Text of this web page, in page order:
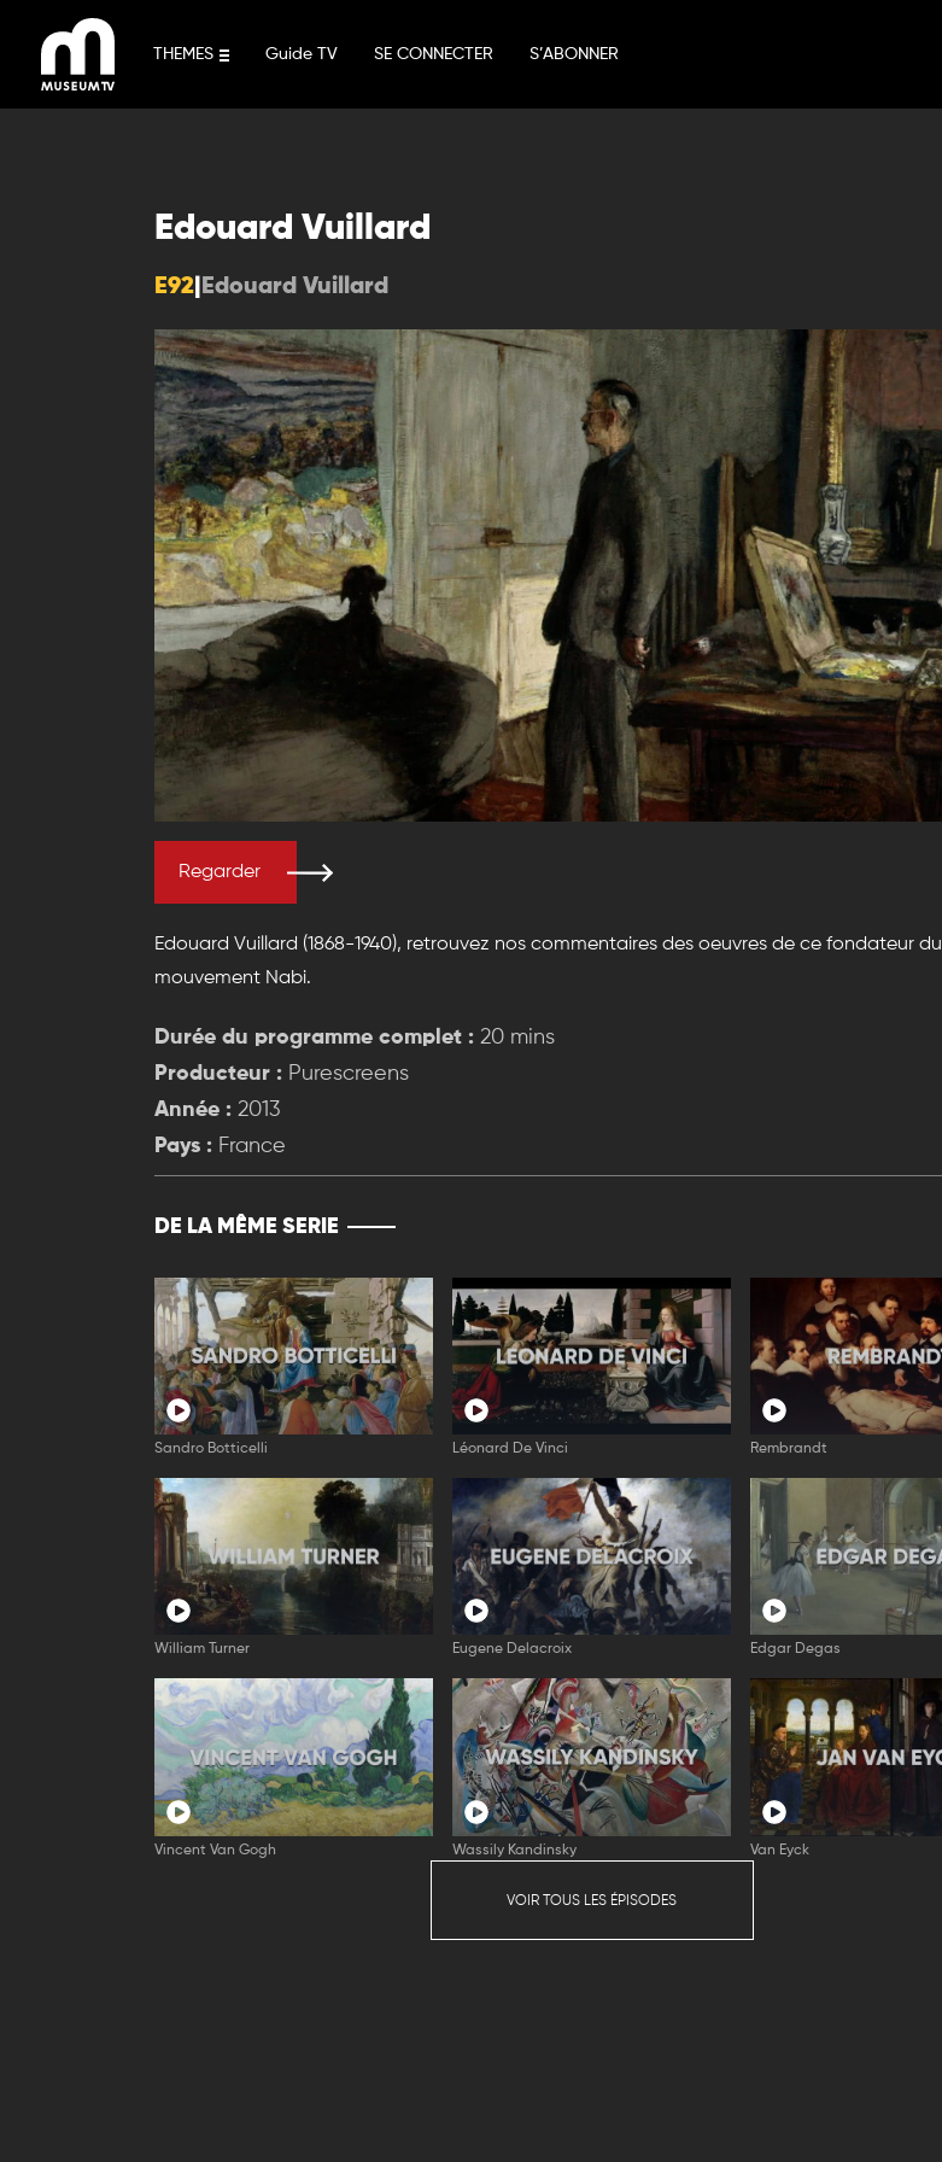
contenu
THEMES Guide TV SE CONNECTER S’ABONNER
Edouard Vuillard
E92 Edouard Vuillard
Regarder
Edouard Vuillard (1868-1940), retrouvez nos commentaires des oeuvres de ce fondateur du
mouvement Nabi.
Durée du programme complet : 20 mins
Producteur : Purescreens
Année : 2013
Pays : France
DE LA MÊME SERIE
Sandro Botticelli Léonard De Vinci Rembrandt
William Turner Eugene Delacroix Edgar Degas
Vincent Van Gogh Wassily Kandinsky Van Eyck
VOIR TOUS LES ÉPISODES